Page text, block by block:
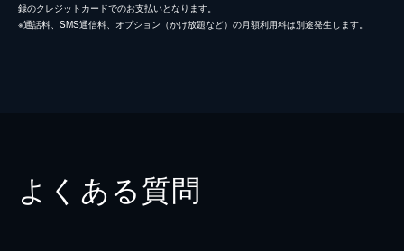
録のクレジットカードでのお支払いとなります。
※通話料、SMS通信料、オプション（かけ放題など）の月額利用料は別途発生します。
よくある質問